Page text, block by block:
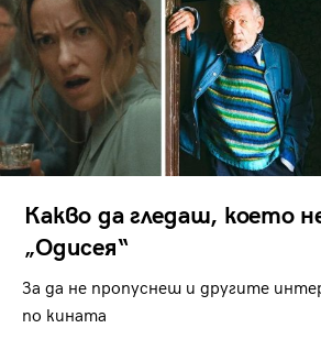
Какво да гледаш, което
„Одисея“
За да не пропуснеш и другите
по кината